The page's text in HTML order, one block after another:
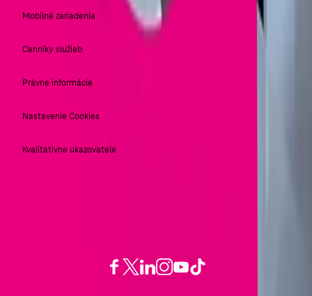
Mobilné zariadenia
Cenníky služieb
Právne informácie
Nastavenie Cookies
Kvalitatívne ukazovatele